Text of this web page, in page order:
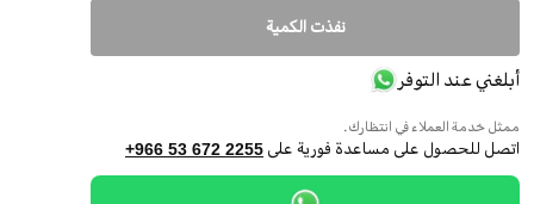
نفذت الكمية
أبلغني عند التوفر
ممثل خدمة العملاء في انتظارك.
اتصل للحصول على مساعدة فورية على +966 53 672 2255